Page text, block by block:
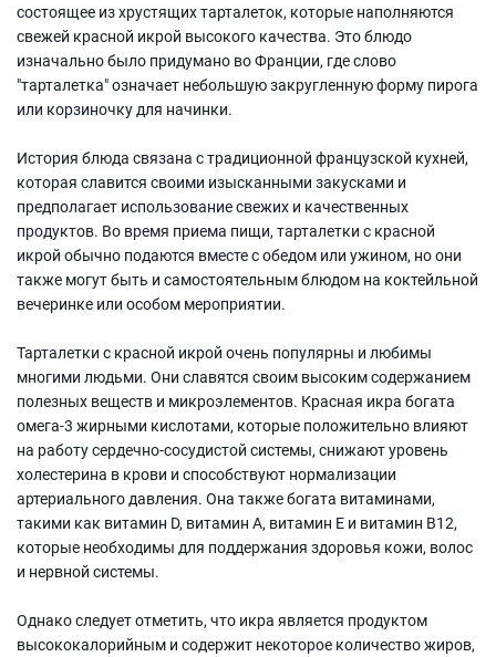
состоящее из хрустящих тарталеток, которые наполняются
свежей красной икрой высокого качества. Это блюдо
изначально было придумано во Франции, где слово
"тарталетка" означает небольшую закругленную форму пирога
или корзиночку для начинки.
История блюда связана с традиционной французской кухней,
которая славится своими изысканными закусками и
предполагает использование свежих и качественных
продуктов. Во время приема пищи, тарталетки с красной
икрой обычно подаются вместе с обедом или ужином, но они
также могут быть и самостоятельным блюдом на коктейльной
вечеринке или особом мероприятии.
Тарталетки с красной икрой очень популярны и любимы
многими людьми. Они славятся своим высоким содержанием
полезных веществ и микроэлементов. Красная икра богата
омега-3 жирными кислотами, которые положительно влияют
на работу сердечно-сосудистой системы, снижают уровень
холестерина в крови и способствуют нормализации
артериального давления. Она также богата витаминами,
такими как витамин D, витамин А, витамин E и витамин B12,
которые необходимы для поддержания здоровья кожи, волос
и нервной системы.
Однако следует отметить, что икра является продуктом
высококалорийным и содержит некоторое количество жиров,